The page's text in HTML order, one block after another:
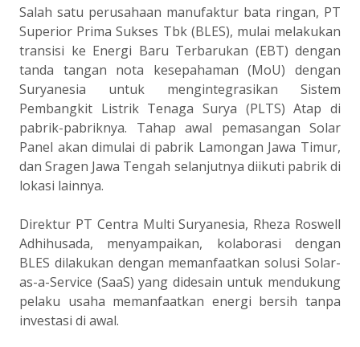
Salah satu perusahaan manufaktur bata ringan, PT
Superior Prima Sukses Tbk (BLES), mulai melakukan
transisi ke Energi Baru Terbarukan (EBT) dengan
tanda tangan nota kesepahaman (MoU) dengan
Suryanesia untuk mengintegrasikan Sistem
Pembangkit Listrik Tenaga Surya (PLTS) Atap di
pabrik-pabriknya. Tahap awal pemasangan Solar
Panel akan dimulai di pabrik Lamongan Jawa Timur,
dan Sragen Jawa Tengah selanjutnya diikuti pabrik di
lokasi lainnya.
Direktur PT Centra Multi Suryanesia, Rheza Roswell
Adhihusada, menyampaikan, kolaborasi dengan
BLES dilakukan dengan memanfaatkan solusi Solar-
as-a-Service (SaaS) yang didesain untuk mendukung
pelaku usaha memanfaatkan energi bersih tanpa
investasi di awal.